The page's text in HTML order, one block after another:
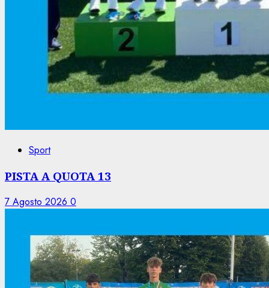
Sport
PISTA A QUOTA 13
7 Agosto 2026 0